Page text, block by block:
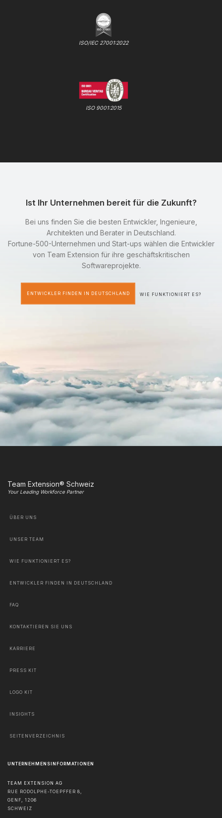
ISO/IEC 27001:2022
ISO 9001:2015
Ist Ihr Unternehmen bereit für die Zukunft?
Bei uns finden Sie die besten Entwickler, Ingenieure,
Architekten und Berater in Deutschland.
Fortune-500-Unternehmen und Start-ups wählen die Entwickler
von Team Extension für ihre geschäftskritischen
Softwareprojekte.
ENTWICKLER FINDEN IN DEUTSCHLAND WIE FUNKTIONIERT ES?
Team Extension® Schweiz
Your Leading Workforce Partner
ÜBER UNS
UNSER TEAM
WIE FUNKTIONIERT ES?
ENTWICKLER FINDEN IN DEUTSCHLAND
FAQ
KONTAKTIEREN SIE UNS
KARRIERE
PRESS KIT
LOGO KIT
INSIGHTS
SEITENVERZEICHNIS
UNTERNEHMENSINFORMATIONEN
TEAM EXTENSION AG
RUE RODOLPHE-TOEPFFER 8,
GENF, 1206
SCHWEIZ